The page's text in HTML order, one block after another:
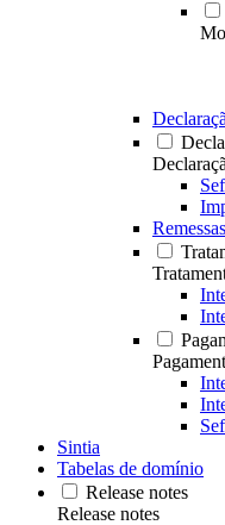
Sintia
Tabelas de domínio
Release notes
Release notes